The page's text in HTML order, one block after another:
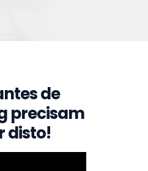
de
precisam
disto!